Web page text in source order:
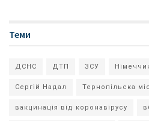
Теми
ДСНС ДТП ЗСУ
Сергій Надал Тернопільска
вакцинація від коронавірусу